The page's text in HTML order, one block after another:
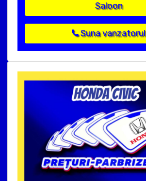
Saloon
Suna vanzatorul